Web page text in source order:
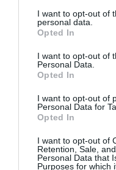
not limited to your visit
grant or deny consent
use your data for below
consent section.
I want to opt-out of
personal data.
Opted In
I want to opt-out of
Personal Data.
Opted In
I want to opt-out of
Personal Data for
Opted In
I want to opt-out of
Retention, Sale,
Personal Data that
Purposes for which
31.07.2026
Η ανατροπή στις
ταξιδιωτών: Ποια
έδαφος